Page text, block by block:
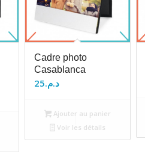
Cadre photo
Casablanca
د.م.25
Ajouter au panier
Voir les détails